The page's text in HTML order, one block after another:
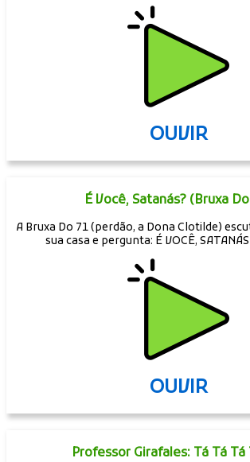
OUVIR
É Você, Satanás? (Bruxa
A Bruxa Do 71 (perdão, a Dona Clotilde)
sua casa e pergunta: É VOCÊ,
OUVIR
Professor Girafales: Tá Tá Tá